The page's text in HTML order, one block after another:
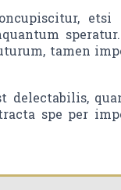
tamen
delectabilis,
spe per